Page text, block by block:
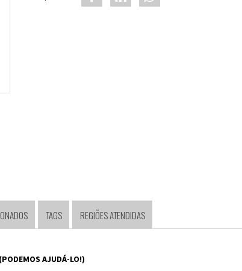
TAGS REGIÕES ATENDIDAS
AJUDÁ-LO!)